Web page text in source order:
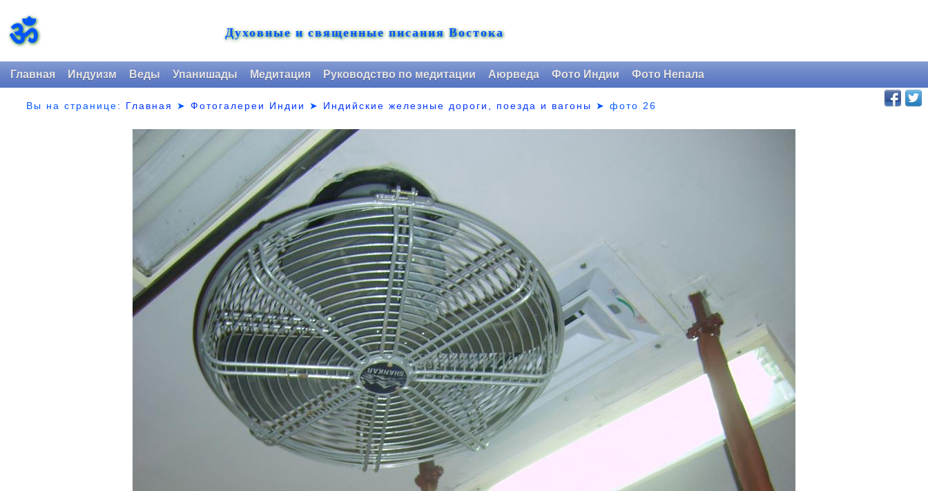
ॐ Духовные и священные писания Востока
Главная Индуизм Веды Упанишады Медитация Руководство по медитации Аюрведа Фото Индии Фото Непала
Вы на странице: Главная ➤Фотогалереи Индии ➤ Индийские железные дороги, поезда и вагоны ➤фото 26